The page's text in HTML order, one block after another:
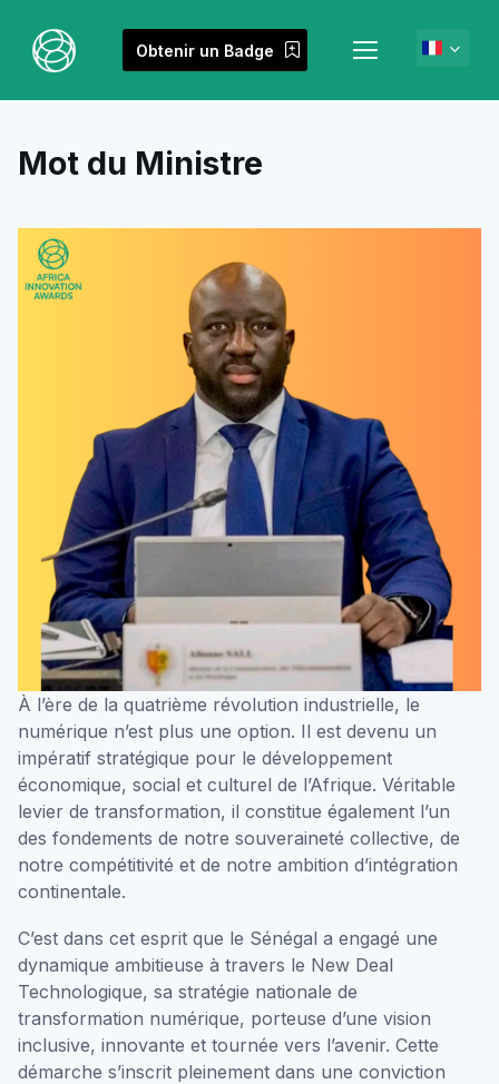
Obtenir un Badge
Mot du Ministre
À l’ère de la quatrième révolution industrielle, le
numérique n’est plus une option. Il est devenu un
impératif stratégique pour le développement
économique, social et culturel de l’Afrique. Véritable
levier de transformation, il constitue également l’un
des fondements de notre souveraineté collective, de
notre compétitivité et de notre ambition d’intégration
continentale.
C’est dans cet esprit que le Sénégal a engagé une
dynamique ambitieuse à travers le New Deal
Technologique, sa stratégie nationale de
transformation numérique, porteuse d’une vision
inclusive, innovante et tournée vers l’avenir. Cette
démarche s’inscrit pleinement dans une conviction